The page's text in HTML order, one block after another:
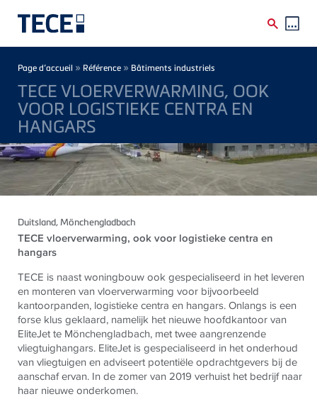
Breadcrumb
Page d’accueil » Référence » Bâtiments industriels
TECE VLOERVERWARMING, OOK
VOOR LOGISTIEKE CENTRA EN
HANGARS
Duitsland, Mönchengladbach
TECE vloerverwarming, ook voor logistieke centra en
hangars
TECE is naast woningbouw ook gespecialiseerd in het leveren
en monteren van vloerverwarming voor bijvoorbeeld
kantoorpanden, logistieke centra en hangars. Onlangs is een
forse klus geklaard, namelijk het nieuwe hoofdkantoor van
EliteJet te Mönchengladbach, met twee aangrenzende
vliegtuighangars. EliteJet is gespecialiseerd in het onderhoud
van vliegtuigen en adviseert potentiële opdrachtgevers bij de
aanschaf ervan. In de zomer van 2019 verhuist het bedrijf naar
haar nieuwe onderkomen.